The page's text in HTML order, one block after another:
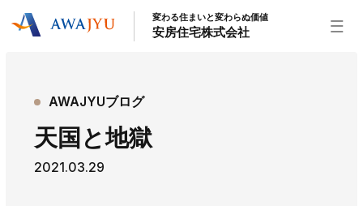
リフォーム事業 外装事業
不動産事業
変わる住まいと変わらぬ価値
安房住宅株式会社
AWAJYUブログ
天国と地獄
2021.03.29